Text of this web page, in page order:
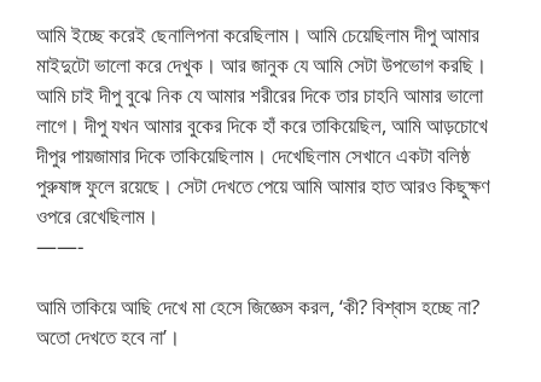
আমি ইচ্ছে করেই ছেনালিপনা করেছিলাম। আমি চেয়েছিলাম দীপু আমার
মাইদুটো ভালো করে দেখুক। আর জানুক যে আমি সেটা উপভোগ করছি।
আমি চাই দীপু বুঝে নিক যে আমার শরীরের দিকে তার চাহনি আমার ভালো
লাগে। দীপু যখন আমার বুকের দিকে হাঁ করে তাকিয়েছিল, আমি আড়চোখে
দীপুর পায়জামার দিকে তাকিয়েছিলাম। দেখেছিলাম সেখানে একটা বলিষ্ঠ
পুরুষাঙ্গ ফুলে রয়েছে। সেটা দেখতে পেয়ে আমি আমার হাত আরও কিছুক্ষণ
ওপরে রেখেছিলাম।
——-
আমি তাকিয়ে আছি দেখে মা হেসে জিজ্ঞেস করল, ‘কী? বিশ্বাস হচ্ছে না?
অতো দেখতে হবে না’।